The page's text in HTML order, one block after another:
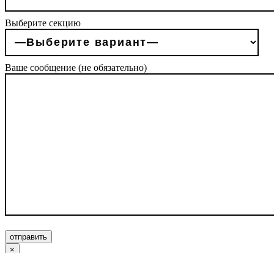
Выберите секцию
Ваше сообщение (не обязательно)
отправить
×